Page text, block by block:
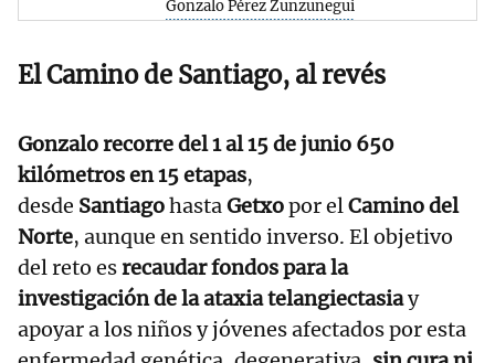
Gonzalo Pérez Zunzunegui
El Camino de Santiago, al revés
Gonzalo recorre del 1 al 15 de junio 650
kilómetros en 15 etapas,
desde SantiagohastaGetxopor elCamino del
Norte, aunque en sentido inverso. El objetivo
del reto esrecaudar fondos para la
investigación de la ataxia telangiectasiay
apoyar a los niños y jóvenes afectados por esta